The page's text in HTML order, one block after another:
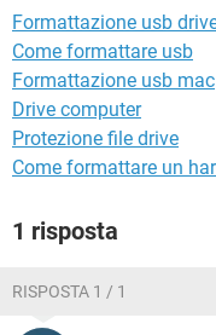
HARDWARE
Formattazione usb
Come formattare usb
Formattazione usb mac
Drive computer
Protezione file drive
Come formattare un
1 risposta
RISPOSTA 1 / 1